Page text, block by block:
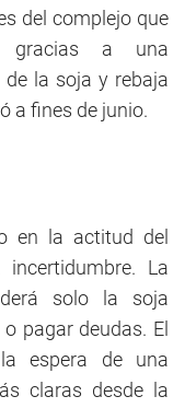
del complejo que
gracias a una
la soja y rebaja
a fines de junio.
en la actitud del
La
solo la soja
pagar deudas. El
espera de una
claras desde la